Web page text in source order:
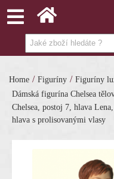
Home / Figuríny / Figuríny
Dámská figurína Chelsea
Chelsea, postoj 7, hlava
hlava s prolisovanými vlasy